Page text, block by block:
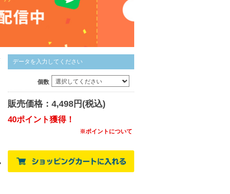
データを入力してください
個数
販売価格：4,498円(税込)
40ポイント獲得！
※ポイントについて